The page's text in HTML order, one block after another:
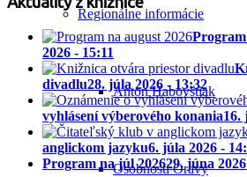
Regionálne informácie
Anton Habovštiak
Osobnosti Oravy
2026 - 15:11
divadlu28. júla 2026 - 13:32
vyhlásení výberového konania16.
anglickom jazyku6. júla 2026 -
Program na júl 202629. júna